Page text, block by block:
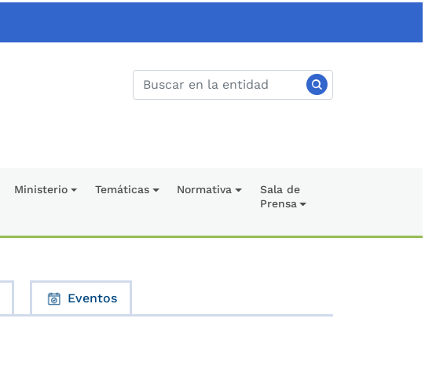
Ministerio Temáticas Normativa
Sala de
Prensa
Eventos